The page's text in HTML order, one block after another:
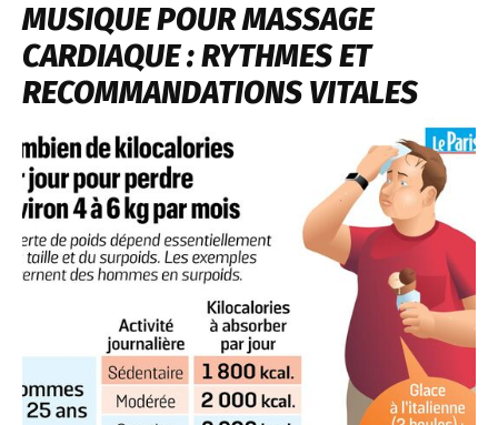
MUSIQUE POUR MASSAGE
CARDIAQUE : RYTHMES ET
RECOMMANDATIONS VITALES